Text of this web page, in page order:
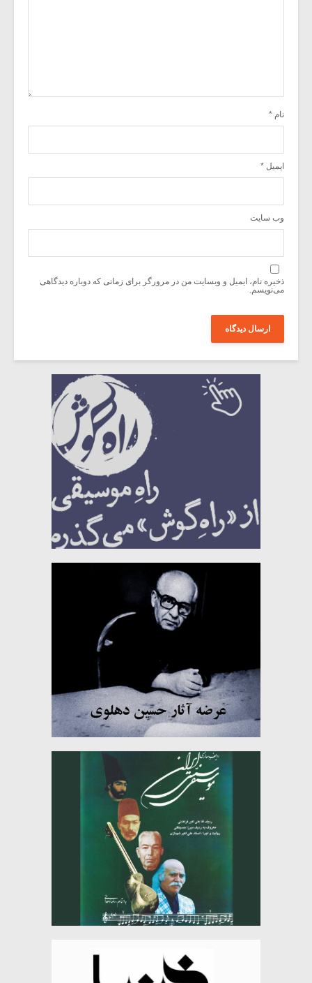
نام *
ایمیل *
وب‌ سایت
ذخیره نام، ایمیل و وبسایت من در مرورگر برای زمانی که دوباره دیدگاهی
می‌نویسم.